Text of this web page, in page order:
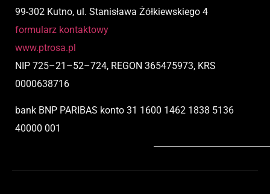
99-302 Kutno, ul. Stanisława Żółkiewskiego 4
formularz kontaktowy
www.ptrosa.pl
NIP 725–21 –52–724, REGON 365475973, KRS
0000638716
bank BNP PARIBAS konto 31 1600 1462 1838 5136
40000 001